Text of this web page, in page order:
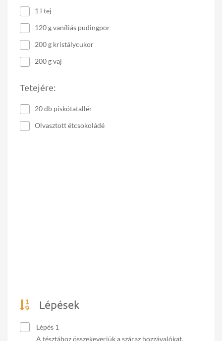
1 l tej
120 g vaníliás pudingpor
200 g kristálycukor
200 g vaj
Tetejére:
20 db piskótatallér
Olvasztott étcsokoládé
Lépések
Lépés 1
A tésztához összekeverjük a száraz hozzávalókat.